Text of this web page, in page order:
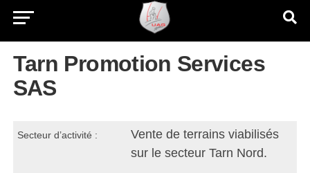
Tarn Promotion Services
SAS
Secteur d’activité :
Vente de terrains viabilisés
sur le secteur Tarn Nord.